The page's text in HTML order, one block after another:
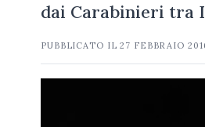
dai Carabinieri tra
PUBBLICATO IL27 FEBBRAIO